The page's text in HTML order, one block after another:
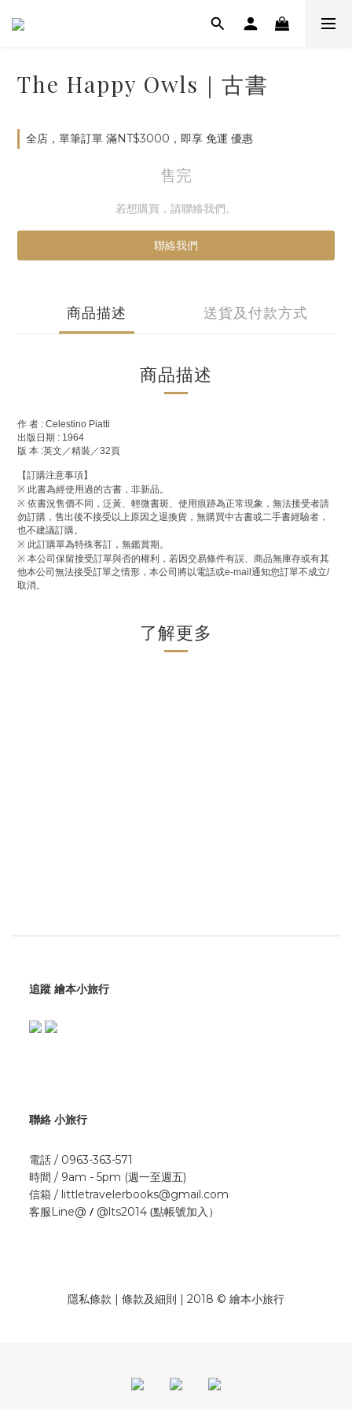
The Happy Owls｜古書
全店，單筆訂單 滿NT$3000，即享 免運 優惠
售完
若想購買，請聯絡我們。
聯絡我們
商品描述 送貨及付款方式
商品描述
作 者 : Celestino Piatti
出版日期 : 1964
版 本 :英文／精裝／32頁
【訂購注意事項】
※ 此書為經使用過的古書，非新品。
※ 依書況售價不同，泛黃、輕微書斑、使用痕跡為正常現象，無法接受者請
勿訂購，售出後不接受以上原因之退換貨，無購買中古書或二手書經驗者，
也不建議訂購。
※ 此訂購單為特殊客訂，無鑑賞期。
※ 本公司保留接受訂單與否的權利，若因交易條件有誤、商品無庫存或有其
他本公司無法接受訂單之情形，本公司將以電話或e-mail 通知您訂單不成立/
取消。
了解更多
追蹤 繪本小旅行
聯絡 小旅行
電話 / 0963-363-571
時間 / 9am - 5pm (週一至週五)
信箱 / littletravelerbooks@gmail.com
客服Line@ / @lts2014 (點帳號加入）
隱私條款 | 條款及細則 | 2018 © 繪本小旅行